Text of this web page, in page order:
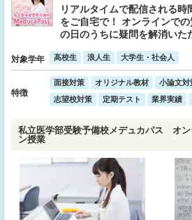
リアルタイムで配信される
をご自宅で！ オンラインで
の日のうちに疑問を解消いた
対象学年 高校生 浪人生 大学生・社会人
特徴
面接対策 オリジナル教材 小論文対
志望校対策
定期テスト 業界実績
私立医学部受験予備校メデュカパス オン
ン授業